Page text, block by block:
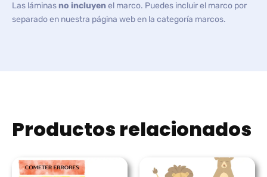
Las láminas no incluyenel marco. Puedes incluir el marco por
separado en nuestra página web en la categoría marcos.
Productos relacionados
Rango
de